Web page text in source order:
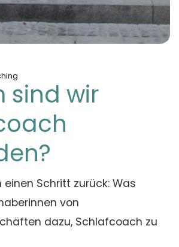
sind wir
einen Schritt zurück: Was
von
dazu, Schlafcoach zu